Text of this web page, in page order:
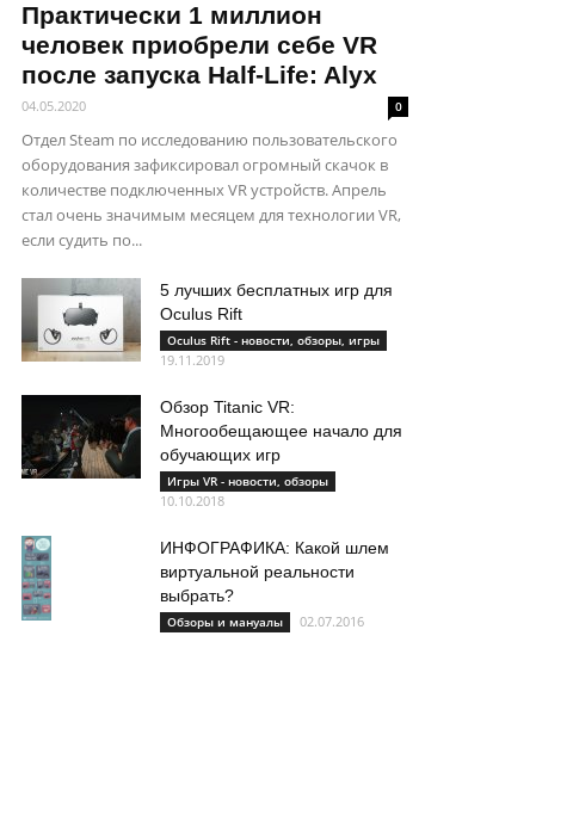
Практически 1 миллион
человек приобрели себе VR
после запуска Half-Life: Alyx
04.05.2020 0
Отдел Steam по исследованию пользовательского
оборудования зафиксировал огромный скачок в
количестве подключенных VR устройств. Апрель
стал очень значимым месяцем для технологии VR,
если судить по...
5 лучших бесплатных игр для
Oculus Rift
Oculus Rift - новости, обзоры, игры
19.11.2019
Обзор Titanic VR:
Многообещающее начало для
обучающих игр
Игры VR - новости, обзоры
10.10.2018
ИНФОГРАФИКА: Какой шлем
виртуальной реальности
выбрать?
Обзоры и мануалы 02.07.2016